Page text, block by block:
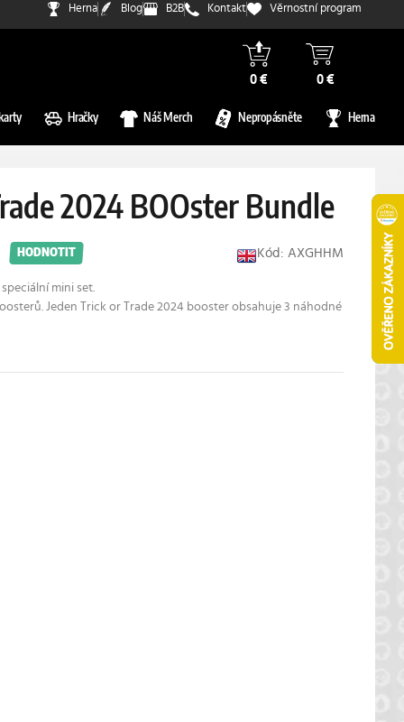
Herna Blog B2B Kontakt Věrnostní program
0 € 0 €
Hračky Náš Merch Nepropásněte Herna
2024 BOOster Bundle
HODNOTIT Kód: AXGHHM
speciální mini set.
Jeden Trick or Trade 2024 booster obsahuje 3 náhodné